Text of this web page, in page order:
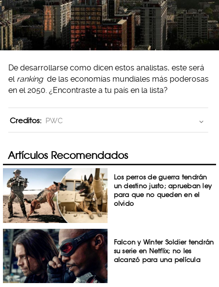
De desarrollarse como dicen estos analistas, este será
el ranking de las economías mundiales más poderosas
en el 2050. ¿Encontraste a tu país en la lista?
Creditos: PWC
Artículos Recomendados
Los perros de guerra tendrán
un destino justo; aprueban ley
para que no queden en el
olvido
Falcon y Winter Soldier tendrán
su serie en Netflix; no les
alcanzó para una película